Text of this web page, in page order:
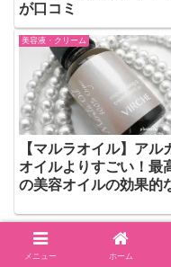
が口コミ
美容液・クリーム
【マルラオイル】アル
オイルよりすごい！最
の美容オイルの効果的
メニュー ホーム